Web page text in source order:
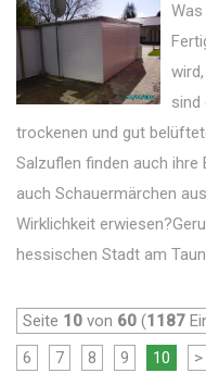
sind
trockenen und gut
Salzuflen finden auch ihre
auch Schauermärchen
Wirklichkeit
hessischen Stadt am
Seite 10 von 60 (1187
6
7 8 9 10 >